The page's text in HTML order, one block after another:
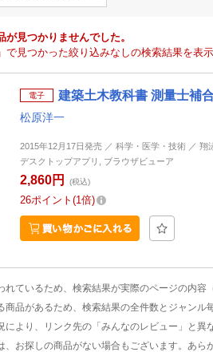
が見つかりませんでした。
で見つかった絞り込みなしの検索結果を表示
電子 建築土木教科書 測量士補
松原洋一
2015年12月17日発売 ／ 科学・医学・技術 ／ 翔
デスクトップアプリ, ブラウザビューア
2,860円 (税込)
26ポイント 1倍
ているため、検索結果が実際のページの内容
品があるため、検索結果の全件数とジャンル
より、リンク先の「みんなのレビュー」と異
お探しの商品がない場合もございます。あら